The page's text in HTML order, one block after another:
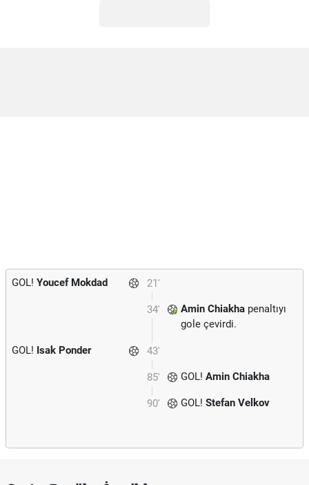
21'
GOL! Youcef Mokdad
34' Amin Chiakha penaltıyı
gole çevirdi.
43'
GOL! Isak Ponder
85' GOL! Amin Chiakha
90' GOL! Stefan Velkov